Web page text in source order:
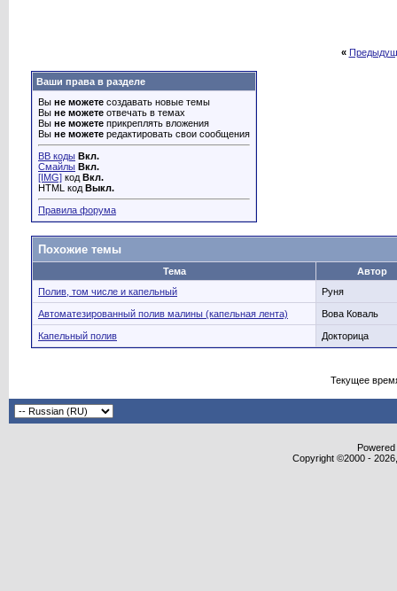
«
Ваши права в разделе
Вы не можете создавать новые темы
Вы не можете отвечать в темах
Вы не можете прикреплять вложения
Вы не можете редактировать свои сообщения
BB коды Вкл.
Смайлы Вкл.
[IMG] код Вкл.
HTML код Выкл.
Правила форума
Похожие темы
Тема
Автор
Полив, том числе и капельный
Руня
Автоматезированный полив малины (капельная лента) Вова Коваль
Капельный полив Докторица
Текущее
Copyright ©2000 -